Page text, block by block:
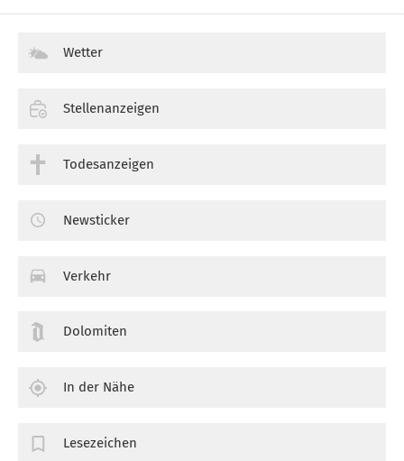
Wetter
Stellenanzeigen
Todesanzeigen
Newsticker
Verkehr
Dolomiten
In der Nähe
Lesezeichen